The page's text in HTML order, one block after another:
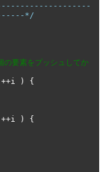
*/
の要素をプッシュしてか
++i )
{
++i )
{